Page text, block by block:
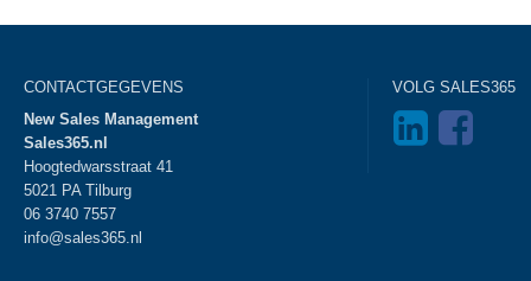
CONTACTGEGEVENS
New Sales Management
Sales365.nl
Hoogtedwarsstraat 41
5021 PA Tilburg
06 3740 7557
info@sales365.nl
VOLG SALES365